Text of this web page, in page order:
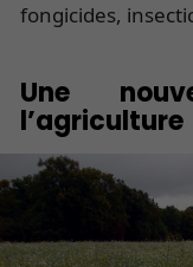
fongicides,
Une
l’agriculture